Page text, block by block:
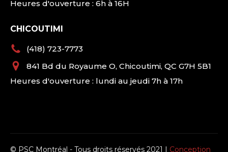
Heures d'ouverture : 6h à 16H
CHICOUTIMI
(418) 723-7773
841 Bd du Royaume O, Chicoutimi, QC G7H 5B1
Heures d'ouverture : lundi au jeudi 7h à 17h
© PSC Montréal - Tous droits réservés 2021 | Conception